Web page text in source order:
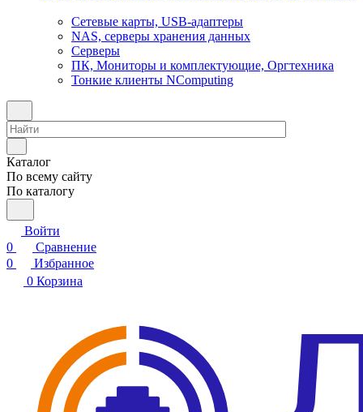
Сетевые карты, USB-адаптеры
NAS, серверы хранения данных
Серверы
ПК, Мониторы и комплектующие, Оргтехника
Тонкие клиенты NComputing
Каталог
По всему сайту
По каталогу
Войти
0
Сравнение
0
Избранное
0 Корзина